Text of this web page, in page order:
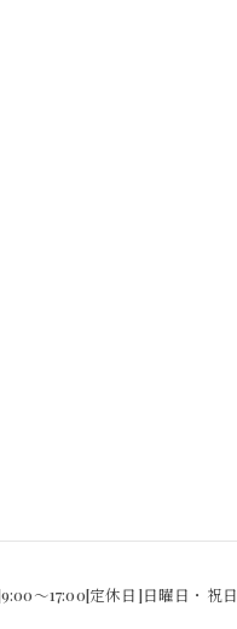
～17:00[定休日]日曜日・祝日